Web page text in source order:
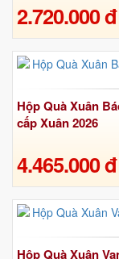
2.720.000 đ
Hộp Quà Xuân
cấp Xuân 2026
4.465.000 đ
Hộp Quà Xuân